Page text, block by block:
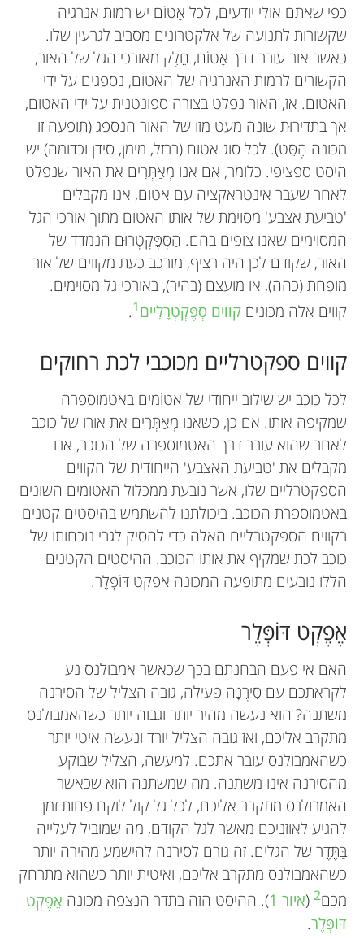
כפי שאתם אולי יודעים, לכל אָטוֹם יש רמות אנרגיה
שקשורות לתנועה של אלקטרונים מסביב לגרעין שלו.
כאשר אור עובר דרך אָטוֹם, חֵלֶק מאורכי הגל של האור,
הקשורים לרמות האנרגיה של האטום, נספגים על ידי
האטום. אז, האור נפלט בצורה ספונטנית על ידי האטום,
אך בתדירוּת שונה מעט מזו של האור הנספג (תופעה זו
מכונה הֶסֵּט). לכל סוג אטום (ברזל, מימן, סידן וכדומה) יש
היסט ספציפי. כלומר, אם אנו מְאַתְּרִים את האור שנפלט
לאחר שעבר אינטראקציה עם אטום, אנו מקבלים
'טביעת אצבע' מסוימת של אותו האטום מתוך אורכי הגל
המסוימים שאנו צופים בהם. הַסְּפֶּּּקְטְרוּם הנמדד של
האור, שקודם לכן היה רציף, מורכב כעת מקווים של אור
מופחת (כהה), או מועצם (בהיר), באורכי גל מסוימים.
קווים אלה מכונים קווים סְפֶּקְטְרָלִיים1
.
קווים ספקטרליים מכוכבי לכת רחוקים
לכל כוכב יש שילוב ייחודי של אטוֹמים באטמוספרה
שמקיפה אותו. אם כן, כשאנו מְאַתְּרִים את אורו של כוכב
לאחר שהוא עובר דרך האטמוספרה של הכוכב, אנו
מקבלים את 'טביעת האצבע' הייחודית של הקווים
הספקטרליים שלו, אשר נובעת ממכלול האטומים השונים
באטמוספרת הכוכב. ביכולתנו להשתמש בהיסטים קטנים
בקווים הספקטרליים האלה כדי להסיק לגבי נוכחותו של
כוכב לכת שמקיף את אותו הכוכב. ההיסטים הקטנים
הללו נובעים מתופעה המכונה אפקט דּוֹפְּלֶר.
אֶפֶקְט דּוֹפְּלֶר
האם אי פעם הבחנתם בכך שכאשר אמבולנס נע
לקראתכם עם סִירֶנָה פעילה, גובה הצליל של הסירנה
משתנה? הוא נעשה מהיר יותר וגבוה יותר כשהאמבולנס
מתקרב אליכם, ואז גובה הצליל יורד ונעשה איטי יותר
כשהאמבולנס עובר אתכם. למעשה, הצליל שבוקע
מהסירנה אינו משתנה. מה שמשתנה הוא שכאשר
האמבולנס מתקרב אליכם, לכל גל קול לוקח פחות זמן
להגיע לאוזניכם מאשר לגל הקודם, מה שמוביל לעלייה
בַּתֶּדֶר של הגלים. זה גורם לסירנה להישמע מהירה יותר
כשהאמבולנס מתקרב אליכם, ואיטית יותר כשהוא מתרחק
מכם2
(איור 1 ). ההיסט הזה בתדר הנצפה מכונה אֶפֶקְט
דּוֹפְּלֶר.